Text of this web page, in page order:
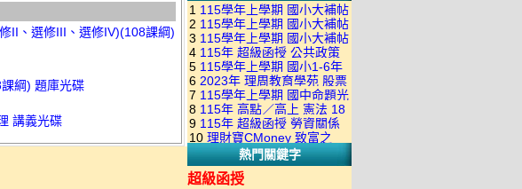
II、選修III、選修IV)(108課綱)
綱) 題庫光碟
講義光碟
1 115學年上學期 國小大補帖
南一版 國語+數學+社會+生活
+自然 1-6年級 教學光碟DVD
版(3DVD)
2 115學年上學期 國小大補帖
康軒版 國語+數學+社會+生活
+自然 1-6年級 教學光碟DVD
版(3DVD)
3 115學年上學期 國小大補帖
翰林版 國語+數學+社會+生活
+自然 1-6年級 教學光碟DVD
版(3DVD)
4 115年 超級函授 公共政策
22堂課+總複習 張楚老師 含
PDF講義 函授DVD(9DVD)
5 115學年上學期 國小1-6年
級 習作解答(含康軒.南一.翰林
全版本.全科目)合輯版 DVD版
6 2023年 理周教育學苑 股票
當沖煉金術 主講：朱家泓 國
語發音 DVD版
7 115學年上學期 國中命題光
碟 翰林版 英文科 1-3年級 題
庫光碟
8 115年 高點／高上 憲法 18
堂課 宗台大老師 含PDF講義
函授DVD(8DVD)【適用於律
師司法考試】
9 115年 超級函授 勞資關係
概要 11堂課+總複習 陸川老
師 含PDF講義 函授
DVD(5DVD)
10 理財寶CMoney 致富之
道：上班族飆股攻略班 主
講：朱家泓+林穎 國語發音
熱門關鍵字
超級函授